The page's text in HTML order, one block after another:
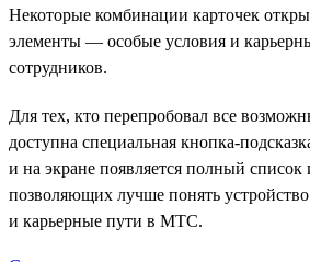
Некоторые комбинации карточек
элементы — особые условия и
сотрудников.
Для тех, кто перепробовал все
доступна специальная кнопка-
и на экране появляется полный список
позволяющих лучше понять
и карьерные пути в МТС.